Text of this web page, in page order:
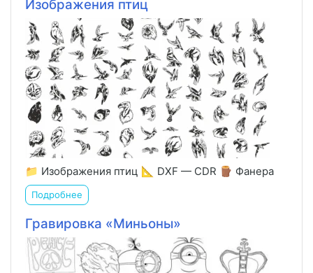
Изображения птиц
📁 Изображения птиц 📐 DXF — CDR 🪵 Фанера
Подробнее
Гравировка «Миньоны»